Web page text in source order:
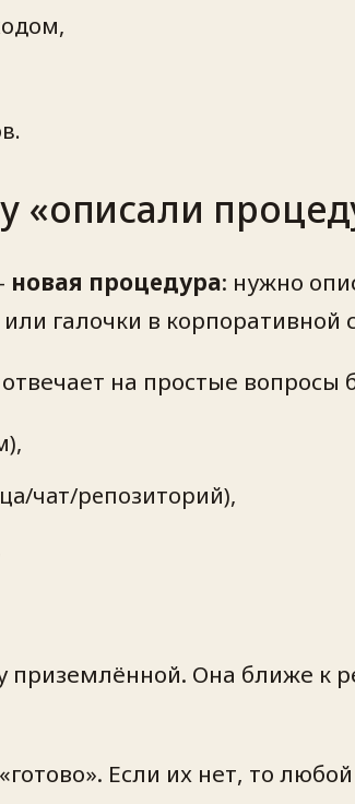
«описали
новая процедура: нужно
галочки в
на простые вопросы
чат/репозиторий),
Она ближе к
Если их нет, то